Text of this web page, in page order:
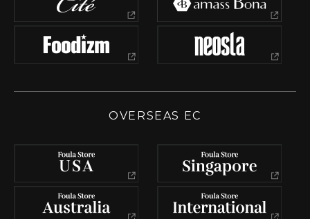
OVERSEAS EC